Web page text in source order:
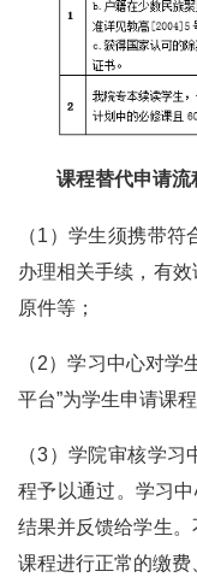
课程替代申请流
（1）学生须携带
办理相关手续，有
原件等；
（2）学习中心对学
平台”为学生申请课
（3）学院审核学
程予以通过。学习
结果并反馈给学生
课程进行正常的缴费